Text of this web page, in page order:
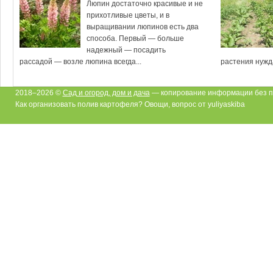
Люпин достаточно красивые и не
прихотливые цветы, и в
выращивании люпинов есть два
способа. Первый — больше
надежный — посадить
рассадой — возле люпина всегда...
растения
2018–2026 © Сад и огород, дом и дача — копирование информации без
Как организовать полив картофеля? Овощи, вопрос от yuliyaskiba